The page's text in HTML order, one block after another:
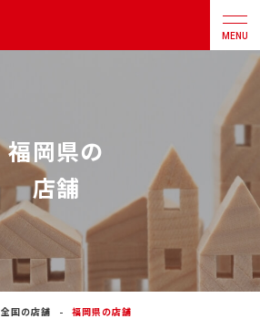
MENU
福岡県の
店舗
全国の店舗 福岡県の店舗